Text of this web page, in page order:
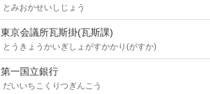
とみおかせいしじょう
東京会議所瓦斯掛(瓦斯課)
とうきょうかいぎしょがすかかり(がすか)
第一国立銀行
だいいちこくりつぎんこう